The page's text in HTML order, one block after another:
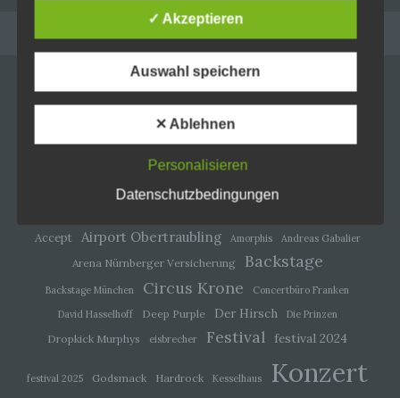
Kommentar-Feed
Accept Airport Obertraubling Amorphis Andreas Gabalier
Arena Nürnberger Versicherung Backstage
Backstage München Circus Krone
Concertbüro Franken
David Hasselhoff
Deep Purple Der Hirsch Die Prinzen
Dropkick Murphys eisbrecher Festival festival 2024
festival 2025 Godsmack Hardrock Kesselhaus Konzert
zahlreiche technische und organisatorische
Maßnahmen umgesetzt, um einen möglichst
verarbeiteten personenbezogenen Daten
sicherzustellen. Dennoch können Internetbasierte
Sicherheitslücken aufweisen, sodass ein absoluter
Schutz nicht gewährleistet werden kann. Aus
frei, personenbezogene Daten auch auf
alternativen Wegen, beispielsweise telefonisch, an
Begriffsbestimmungen
Begrifflichkeiten, die durch den Europäischen
Richtlinien- und Verordnungsgeber beim Erlass der
Datenschutz-Grundverordnung (DS-GVO) verwendet
wurden. Unsere Datenschutzerklärung soll sowohl für
Geschäftspartner einfach lesbar und verständlich sein.
Um dies zu gewährleisten, möchten wir vorab die
✓ Akzeptieren
Auswahl speichern
✕ Ablehnen
Personalisieren
Datenschutzbedingungen